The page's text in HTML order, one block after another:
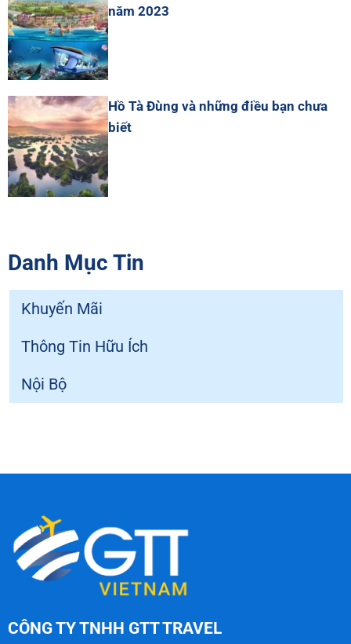
năm 2023
Hồ Tà Đùng và những điều bạn chưa
biết
Danh Mục Tin
Khuyến Mãi
Thông Tin Hữu Ích
Nội Bộ
CÔNG TY TNHH GTT TRAVEL